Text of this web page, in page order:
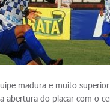
madura e muito
abertura do placar com o